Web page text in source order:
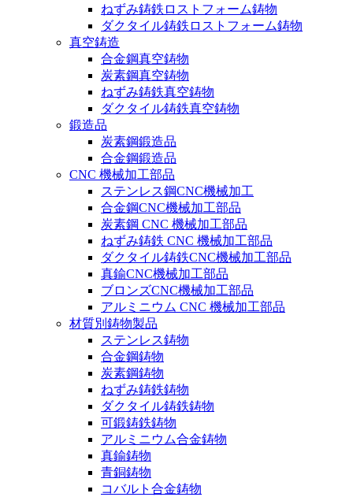
ねずみ鋳鉄ロストフォーム鋳物
ダクタイル鋳鉄ロストフォーム鋳物
真空鋳造
合金鋼真空鋳物
炭素鋼真空鋳物
ねずみ鋳鉄真空鋳物
ダクタイル鋳鉄真空鋳物
鍛造品
炭素鋼鍛造品
合金鋼鍛造品
CNC 機械加工部品
ステンレス鋼CNC機械加工
合金鋼CNC機械加工部品
炭素鋼 CNC 機械加工部品
ねずみ鋳鉄 CNC 機械加工部品
ダクタイル鋳鉄CNC機械加工部品
真鍮CNC機械加工部品
ブロンズCNC機械加工部品
アルミニウム CNC 機械加工部品
材質別鋳物製品
ステンレス鋳物
合金鋼鋳物
炭素鋼鋳物
ねずみ鋳鉄鋳物
ダクタイル鋳鉄鋳物
可鍛鋳鉄鋳物
アルミニウム合金鋳物
真鍮鋳物
青銅鋳物
コバルト合金鋳物